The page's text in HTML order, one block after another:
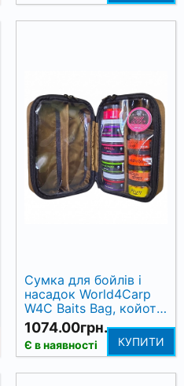
Сумка для бойлів і
насадок World4Carp
W4C Baits Bag, койот
(coyote)
1074.00грн.
Є в наявності КУПИТИ